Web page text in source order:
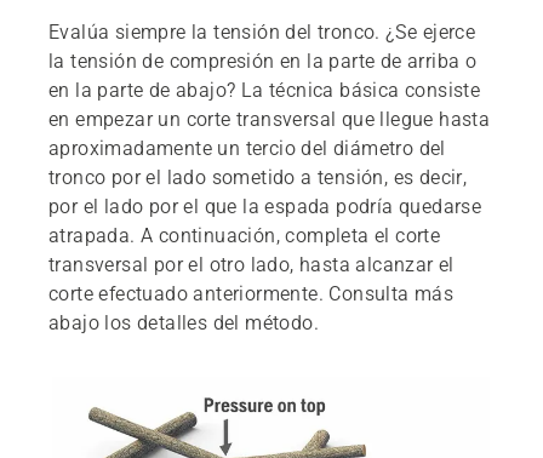
Evalúa siempre la tensión del tronco. ¿Se ejerce
la tensión de compresión en la parte de arriba o
en la parte de abajo? La técnica básica consiste
en empezar un corte transversal que llegue hasta
aproximadamente un tercio del diámetro del
tronco por el lado sometido a tensión, es decir,
por el lado por el que la espada podría quedarse
atrapada. A continuación, completa el corte
transversal por el otro lado, hasta alcanzar el
corte efectuado anteriormente. Consulta más
abajo los detalles del método.